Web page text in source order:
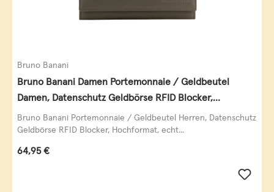
Bruno Banani
Bruno Banani Damen Portemonnaie / Geldbeutel
Damen, Datenschutz Geldbörse RFID Blocker,
Querformat, echt Leder, taupe
Bruno Banani Portemonnaie / Geldbeutel Herren, Datenschutz
Geldbörse RFID Blocker, Hochformat, echt...
Regulärer Preis:
64,95 €